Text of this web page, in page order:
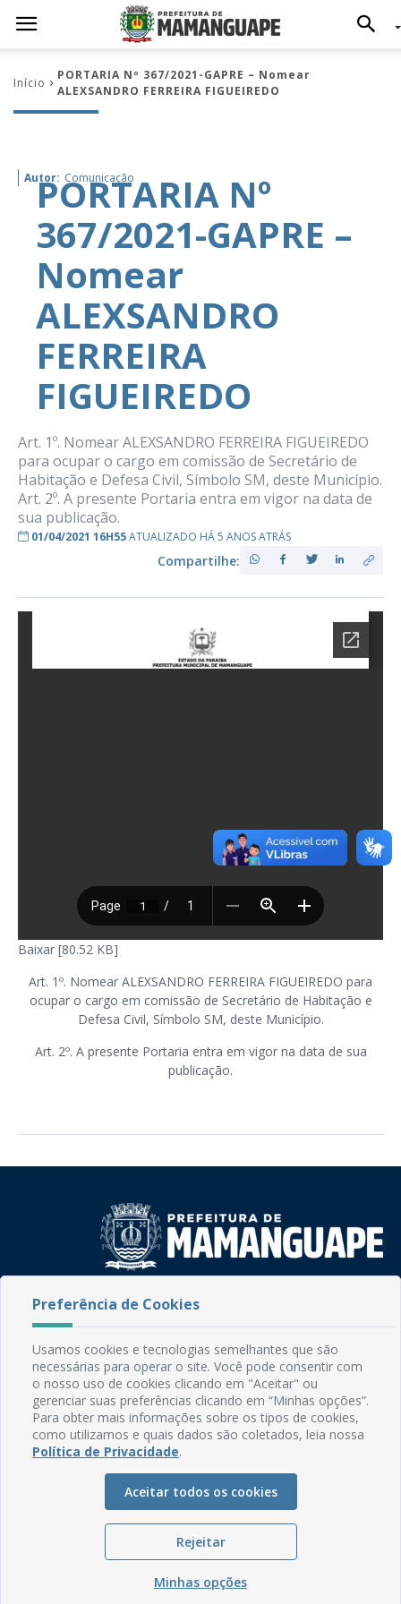
Início
PORTARIA Nº 367/2021-GAPRE – Nomear
ALEXSANDRO FERREIRA FIGUEIREDO
Autor: Comunicação
PORTARIA Nº
367/2021-GAPRE –
Nomear
ALEXSANDRO
FERREIRA
FIGUEIREDO
Art. 1º. Nomear ALEXSANDRO FERREIRA FIGUEIREDO
para ocupar o cargo em comissão de Secretário de
Habitação e Defesa Civil, Símbolo SM, deste Município.
Art. 2º. A presente Portaria entra em vigor na data de
sua publicação.
01/04/2021 16H55ATUALIZADO HÁ 5 ANOS ATRÁS
Compartilhe:
Baixar [80.52 KB]
Art. 1º. Nomear ALEXSANDRO FERREIRA FIGUEIREDO para
ocupar o cargo em comissão de Secretário de Habitação e
Defesa Civil, Símbolo SM, deste Município.
Art. 2º. A presente Portaria entra em vigor na data de sua
publicação.
Rua do Imperador, 78, Centro
Email: comunicacao@mamanguape.pb.gov.br
Expediente: Segunda à Sexta, das 08h às 13h
Mapa do Site
Perguntas frequentes
Glossário
Ouvidoria
Serviços Internos
Política de Privacidade
Preferência de Cookies
Usamos cookies e tecnologias semelhantes que são
necessárias para operar o site. Você pode consentir com
o nosso uso de cookies clicando em "Aceitar" ou
gerenciar suas preferências clicando em “Minhas opções”.
Para obter mais informações sobre os tipos de cookies,
como utilizamos e quais dados são coletados, leia nossa
Política de Privacidade.
Aceitar todos os cookies
Rejeitar
Minhas opções